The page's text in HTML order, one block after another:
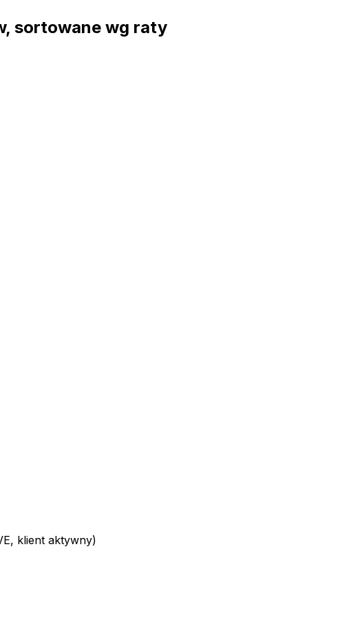
sortowane wg raty
klient aktywny)